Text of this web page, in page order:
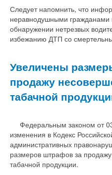
Следует напомнить, что
неравнодушными гражданами
обнаружении нетрезвых
избежанию ДТП со
Увеличены
продажу
табачной
Федеральным законом от
изменения в Кодекс
административных
размеров штрафов за
табачной продукции.